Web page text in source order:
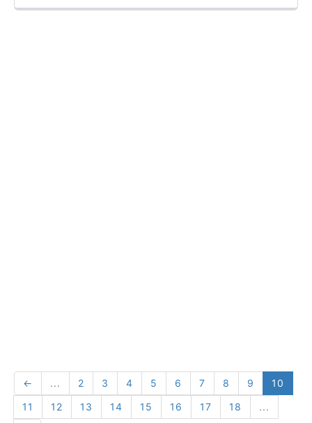
← ... 2 3 4 5 6 7 8 9
10
11
12 13 14 15 16 17 18
...